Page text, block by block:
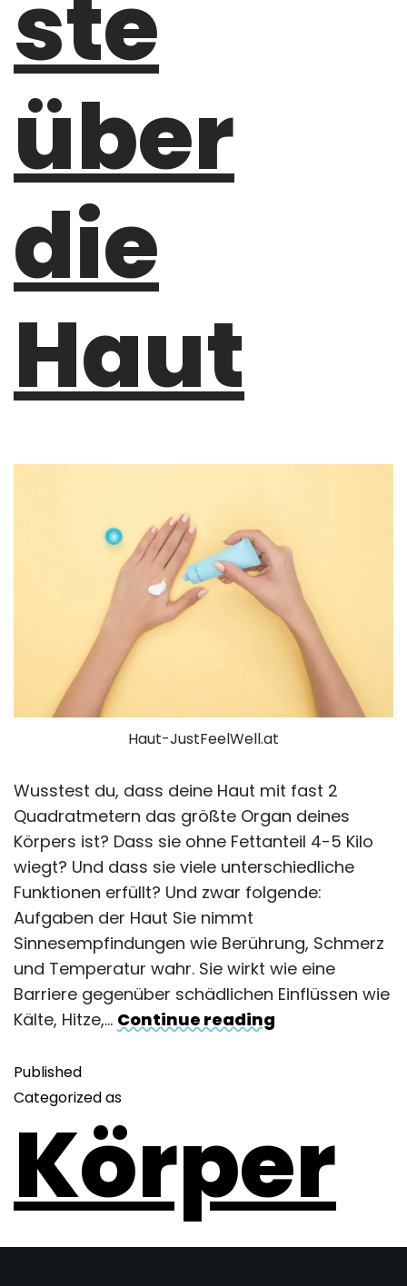
ste
über
die
Haut
Haut-JustFeelWell.at
Wusstest du, dass deine Haut mit fast 2
Quadratmetern das größte Organ deines
Körpers ist? Dass sie ohne Fettanteil 4-5 Kilo
wiegt? Und dass sie viele unterschiedliche
Funktionen erfüllt? Und zwar folgende:
Aufgaben der Haut Sie nimmt
Sinnesempfindungen wie Berührung, Schmerz
und Temperatur wahr. Sie wirkt wie eine
Barriere gegenüber schädlichen Einflüssen wie
Kälte, Hitze,… Continue reading
Published
Categorized as
Körper